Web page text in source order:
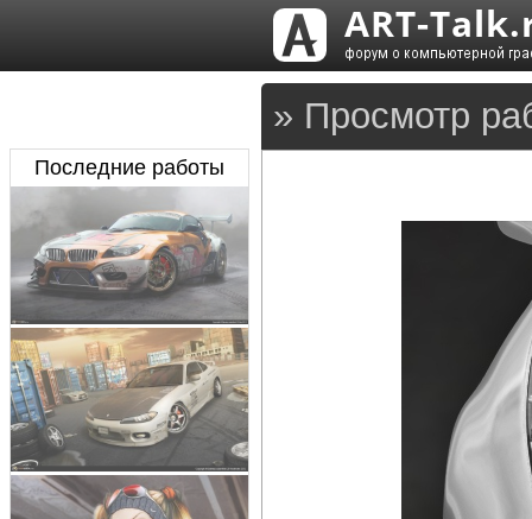
» Просмотр
Последние работы